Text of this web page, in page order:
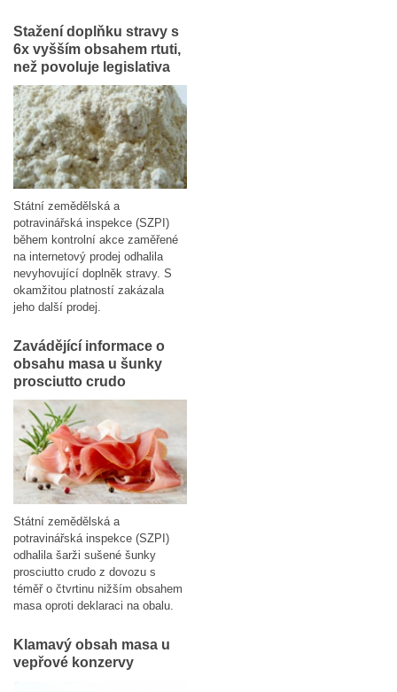
Stažení doplňku stravy s
6x vyšším obsahem rtuti,
než povoluje legislativa
Státní zemědělská a
potravinářská inspekce (SZPI)
během kontrolní akce zaměřené
na internetový prodej odhalila
nevyhovující doplněk stravy. S
okamžitou platností zakázala
jeho další prodej.
Zavádějící informace o
obsahu masa u šunky
prosciutto crudo
Státní zemědělská a
potravinářská inspekce (SZPI)
odhalila šarži sušené šunky
prosciutto crudo z dovozu s
téměř o čtvrtinu nižším obsahem
masa oproti deklaraci na obalu.
Klamavý obsah masa u
vepřové konzervy